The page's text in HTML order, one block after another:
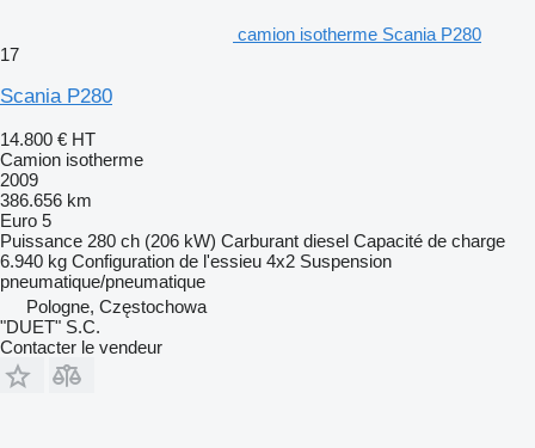
camion isotherme Scania P280
17
Scania P280
14.800 € HT
Camion isotherme
2009
386.656 km
Euro 5
Puissance 280 ch (206 kW) Carburant diesel Capacité de charge
6.940 kg Configuration de l'essieu 4x2 Suspension
pneumatique/pneumatique
Pologne, Częstochowa
"DUET" S.C.
Contacter le vendeur